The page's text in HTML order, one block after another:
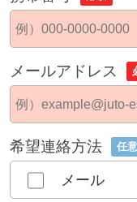
メールアドレス
希望連絡方法 任意
メール